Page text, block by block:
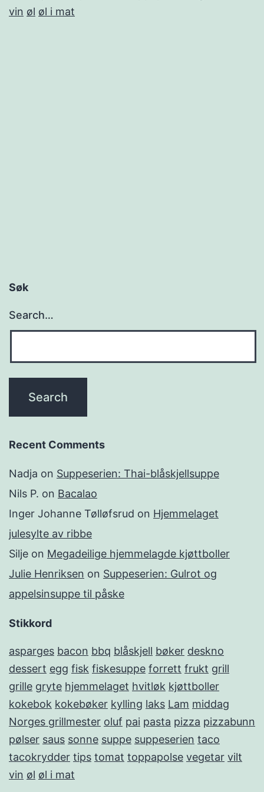
vin øl øl i mat
Søk
Search…
Recent Comments
Nadja on Suppeserien: Thai-blåskjellsuppe
Nils P. on Bacalao
Inger Johanne Tølløfsrud on Hjemmelaget
julesylte av ribbe
Silje on Megadeilige hjemmelagde kjøttboller
Julie Henriksen on Suppeserien: Gulrot og
appelsinsuppe til påske
Stikkord
asparges bacon bbq blåskjell bøker deskno
dessert egg fisk fiskesuppe forrett frukt grill
grille gryte hjemmelaget hvitløk kjøttboller
kokebok kokebøker kylling laks Lam middag
Norges grillmester oluf pai pasta pizza pizzabunn
pølser saus sonne suppe suppeserien taco
tacokrydder tips tomat toppapolse vegetar vilt
vin øl øl i mat